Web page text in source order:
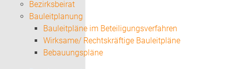
Bezirksbeirat
Bauleitplanung
Bauleitpläne im Beteiligungsverfahren
Wirksame/ Rechtskräftige Bauleitpläne
Bebauungspläne